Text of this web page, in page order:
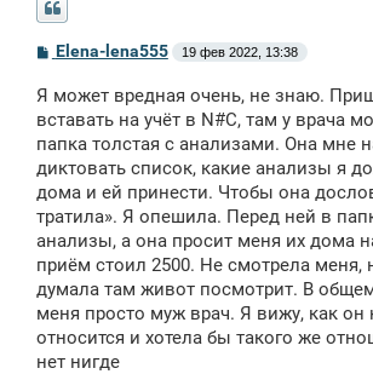
С
о
б
щ
н
и
Elena-lena555 19 фев 2022, 13:38
Я может вредная очень, не знаю.
вставать на учёт в N#C, там у врача
папка толстая с анализами. Она мне
диктовать список, какие анализы я
дома и ей принести. Чтобы она
тратила». Я опешила. Перед ней в
анализы, а она просит меня их дома
приём стоил 2500. Не смотрела меня,
думала там живот посмотрит. В
меня просто муж врач. Я вижу, как он
относится и хотела бы такого же
нет нигде